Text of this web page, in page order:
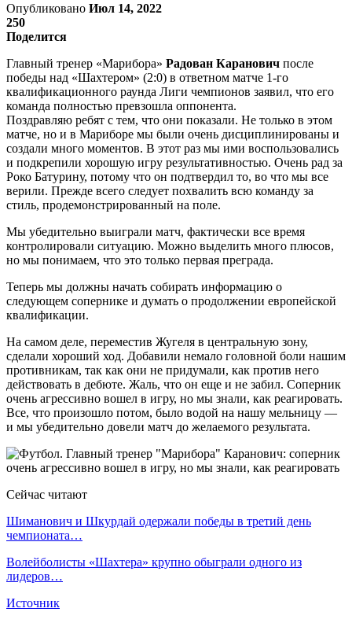
Опубликовано Июл 14, 2022
250
Поделится
Главный тренер «Марибора» Радован Каранович после
победы над «Шахтером» (2:0) в ответном матче 1-го
квалификационного раунда Лиги чемпионов заявил, что его
команда полностью превзошла оппонента.
Поздравляю ребят с тем, что они показали. Не только в этом
матче, но и в Мариборе мы были очень дисциплинированы и
создали много моментов. В этот раз мы ими воспользовались
и подкрепили хорошую игру результативностью. Очень рад за
Роко Батурину, потому что он подтвердил то, во что мы все
верили. Прежде всего следует похвалить всю команду за
стиль, продемонстрированный на поле.
Мы убедительно выиграли матч, фактически все время
контролировали ситуацию. Можно выделить много плюсов,
но мы понимаем, что это только первая преграда.
Теперь мы должны начать собирать информацию о
следующем сопернике и думать о продолжении европейской
квалификации.
На самом деле, переместив Жугеля в центральную зону,
сделали хороший ход. Добавили немало головной боли нашим
противникам, так как они не придумали, как против него
действовать в дебюте. Жаль, что он еще и не забил. Соперник
очень агрессивно вошел в игру, но мы знали, как реагировать.
Все, что произошло потом, было водой на нашу мельницу —
и мы убедительно довели матч до желаемого результата.
Сейчас читают
Шиманович и Шкурдай одержали победы в третий день
чемпионата…
Волейболисты «Шахтера» крупно обыграли одного из
лидеров…
Источник